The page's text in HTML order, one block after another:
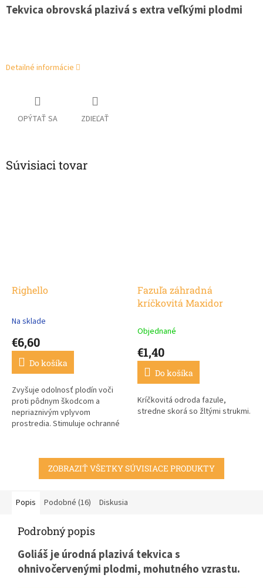
Tekvica obrovská plazivá s extra veľkými plodmi
Detailné informácie
OPÝTAŤ SA ZDIEĽAŤ
Súvisiaci tovar
Righello
Priemerné
produktu
3,7
5
hviezdičiek.
Na sklade
€6,60
Do košíka
Zvyšuje odolnosť plodín voči
proti pôdnym škodcom a
nepriaznivým vplyvom
prostredia. Stimuluje ochranné
mykorízy.
Fazuľa záhradná
kríčkovitá Maxidor
Objednané
€1,40
Do košíka
Kríčkovitá odroda fazule,
stredne skorá so žltými strukmi.
ZOBRAZIŤ VŠETKY SÚVISIACE PRODUKTY
Popis Podobné (16) Diskusia
Podrobný popis
Goliáš je úrodná plazivá tekvica s
ohnivočervenými plodmi, mohutného vzrastu.